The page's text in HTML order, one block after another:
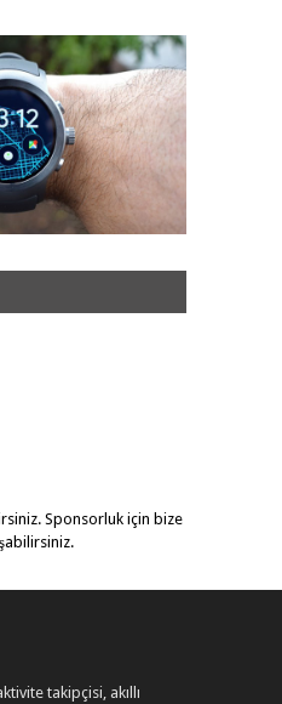
Sponsorluk için bize
takipçisi, akıllı